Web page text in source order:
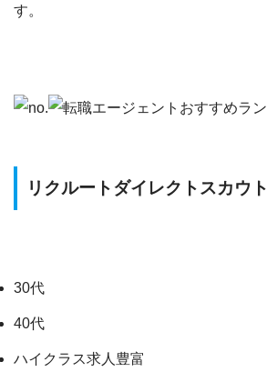
す。
リクルートダイレクトスカウト
30代
40代
ハイクラス求人豊富